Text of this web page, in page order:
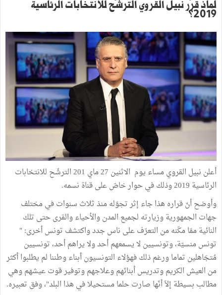
لماذ قرّر نبيل القروي الترشّح للانتخابات الرئاسية
2019؟
أعلن نبيل القروي مساء يوم الاثنين 27 ماي 201 الترشّح للانتخابات
الرئاسية 2019 وذلك في حوار خاصّ على قناة نسمه.
وأوضح أنّ قراره هذا جاء إثر تجوّله منذ ثلاث سنوات في مختلف
جهات الجمهورية وزيارته لجميع المدن والأحياء والقرى حتى تلك
النائية ممّا مكّنه من التعرّف على ناس جدد واكتشف تونس أخرى: "
تونس منسيّة، وتونسيين لا يسمعهم أحد ولا يراهم أحد، تونسيين
مُتجَاهلين تماما ورغم ذلك فهؤلاء التونسيون أبناء وطننا لم يطلبوا أكثر
من العيش الكريم وتدريس أبنائهم وعلاجهم وتوفير قوت عيشهم وهي
مطالب بسيطة إلاّ أنّها صارت حلما مستحيلا في هذا البلد"، وفق تعبيره.